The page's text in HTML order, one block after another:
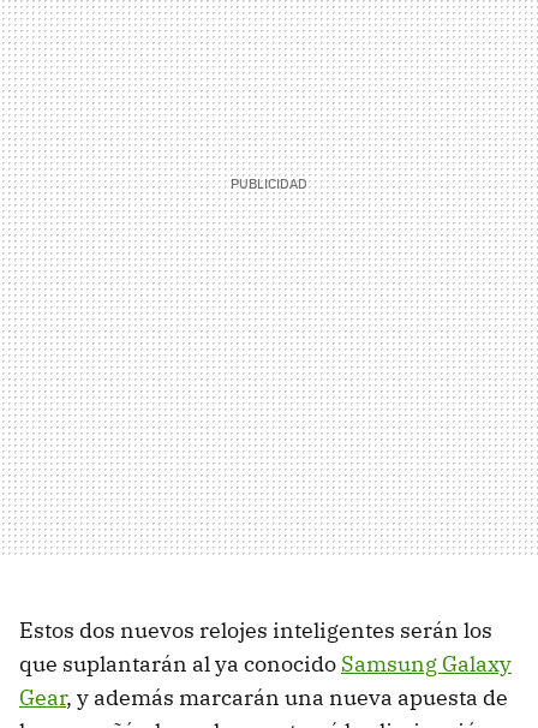
Estos dos nuevos relojes inteligentes serán los
que suplantarán al ya conocido Samsung Galaxy
Gear, y además marcarán una nueva apuesta de